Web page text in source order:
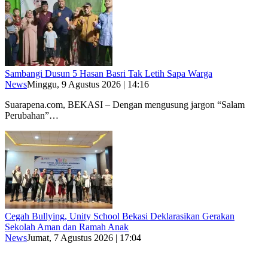
Sambangi Dusun 5 Hasan Basri Tak Letih Sapa Warga
NewsMinggu, 9 Agustus 2026 | 14:16
Suarapena.com, BEKASI – Dengan mengusung jargon “Salam
Perubahan”…
Cegah Bullying, Unity School Bekasi Deklarasikan Gerakan
Sekolah Aman dan Ramah Anak
NewsJumat, 7 Agustus 2026 | 17:04